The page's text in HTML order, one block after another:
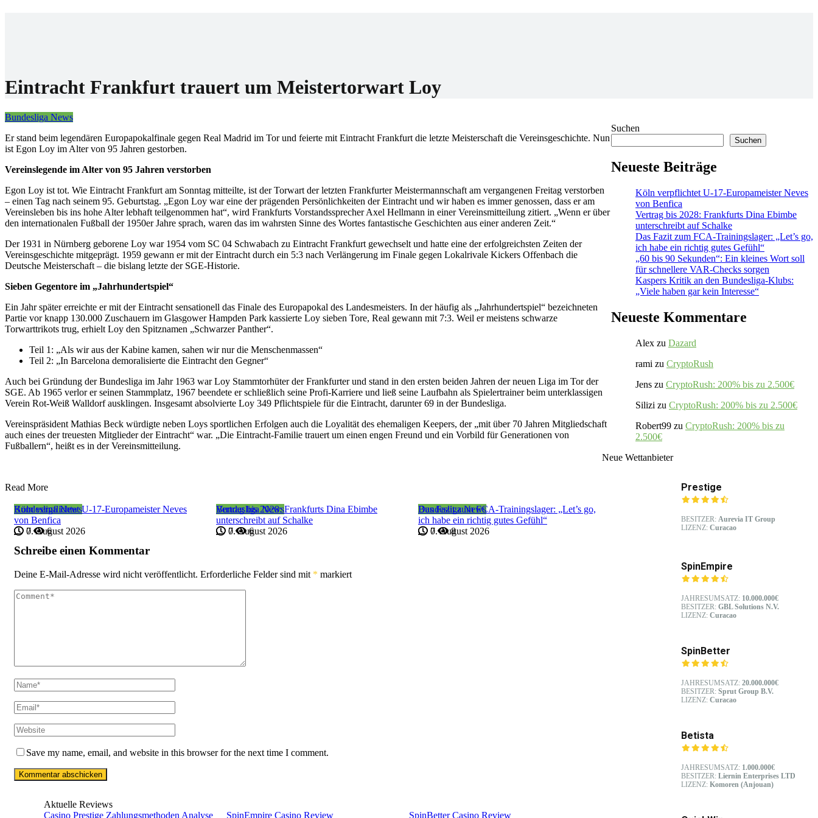
Eintracht Frankfurt trauert um Meistertorwart Loy
Bundesliga News
Er stand beim legendären Europapokalfinale gegen Real Madrid im Tor und feierte mit Eintracht Frankfurt die letzte Meisterschaft die Vereinsgeschichte. Nun
ist Egon Loy im Alter von 95 Jahren gestorben.
Vereinslegende im Alter von 95 Jahren verstorben
Egon Loy ist tot. Wie Eintracht Frankfurt am Sonntag mitteilte, ist der Torwart der letzten Frankfurter Meistermannschaft am vergangenen Freitag verstorben
– einen Tag nach seinem 95. Geburtstag. „Egon Loy war eine der prägenden Persönlichkeiten der Eintracht und wir haben es immer genossen, dass er am
Vereinsleben bis ins hohe Alter lebhaft teilgenommen hat“, wird Frankfurts Vorstandssprecher Axel Hellmann in einer Vereinsmitteilung zitiert. „Wenn er über
den internationalen Fußball der 1950er Jahre sprach, waren das im wahrsten Sinne des Wortes fantastische Geschichten aus einer anderen Zeit.“
Der 1931 in Nürnberg geborene Loy war 1954 vom SC 04 Schwabach zu Eintracht Frankfurt gewechselt und hatte eine der erfolgreichsten Zeiten der
Vereinsgeschichte mitgeprägt. 1959 gewann er mit der Eintracht durch ein 5:3 nach Verlängerung im Finale gegen Lokalrivale Kickers Offenbach die
Deutsche Meisterschaft – die bislang letzte der SGE-Historie.
Sieben Gegentore im „Jahrhundertspiel“
Ein Jahr später erreichte er mit der Eintracht sensationell das Finale des Europapokal des Landesmeisters. In der häufig als „Jahrhundertspiel“ bezeichneten
Partie vor knapp 130.000 Zuschauern im Glasgower Hampden Park kassierte Loy sieben Tore, Real gewann mit 7:3. Weil er meistens schwarze
Torwarttrikots trug, erhielt Loy den Spitznamen „Schwarzer Panther“.
Teil 1: „Als wir aus der Kabine kamen, sahen wir nur die Menschenmassen“
Teil 2: „In Barcelona demoralisierte die Eintracht den Gegner“
Auch bei Gründung der Bundesliga im Jahr 1963 war Loy Stammtorhüter der Frankfurter und stand in den ersten beiden Jahren der neuen Liga im Tor der
SGE. Ab 1965 verlor er seinen Stammplatz, 1967 beendete er schließlich seine Profi-Karriere und ließ seine Laufbahn als Spielertrainer beim unterklassigen
Verein Rot-Weiß Walldorf ausklingen. Insgesamt absolvierte Loy 349 Pflichtspiele für die Eintracht, darunter 69 in der Bundesliga.
Vereinspräsident Mathias Beck würdigte neben Loys sportlichen Erfolgen auch die Loyalität des ehemaligen Keepers, der „mit über 70 Jahren Mitgliedschaft
auch eines der treuesten Mitglieder der Eintracht“ war. „Die Eintracht-Familie trauert um einen engen Freund und ein Vorbild für Generationen von
Fußballern“, heißt es in der Vereinsmitteilung.
Read More
Bundesliga News
Köln verpflichtet U-17-Europameister Neves
von Benfica
7. August 2026
0 6
Bundesliga News
Vertrag bis 2028: Frankfurts Dina Ebimbe
unterschreibt auf Schalke
7. August 2026
0 6
Bundesliga News
Das Fazit zum FCA-Trainingslager: „Let’s go,
ich habe ein richtig gutes Gefühl“
7. August 2026
0 8
Schreibe einen Kommentar
Deine E-Mail-Adresse wird nicht veröffentlicht. Erforderliche Felder sind mit * markiert
Save my name, email, and website in this browser for the next time I comment.
Suchen
Suchen
Neueste Beiträge
Köln verpflichtet U-17-Europameister Neves
von Benfica
Vertrag bis 2028: Frankfurts Dina Ebimbe
unterschreibt auf Schalke
Das Fazit zum FCA-Trainingslager: „Let’s go,
ich habe ein richtig gutes Gefühl“
„60 bis 90 Sekunden“: Ein kleines Wort soll
für schnellere VAR-Checks sorgen
Kaspers Kritik an den Bundesliga-Klubs:
„Viele haben gar kein Interesse“
Neueste Kommentare
Alex zu Dazard
rami zu CryptoRush
Jens zu CryptoRush: 200% bis zu 2.500€
Silizi zu CryptoRush: 200% bis zu 2.500€
Robert99 zu CryptoRush: 200% bis zu
2.500€
Neue Wettanbieter
Prestige
BESITZER: Aurevia IT Group
LIZENZ: Curacao
SpinEmpire
JAHRESUMSATZ: 10.000.000€
BESITZER: GBL Solutions N.V.
LIZENZ: Curacao
SpinBetter
JAHRESUMSATZ: 20.000.000€
BESITZER: Sprut Group B.V.
LIZENZ: Curacao
Betista
JAHRESUMSATZ: 1.000.000€
BESITZER: Liernin Enterprises LTD
LIZENZ: Komoren (Anjouan)
Aktuelle Reviews
Casino Prestige Zahlungsmethoden Analyse
SpinEmpire Casino Review
SpinBetter Casino Review